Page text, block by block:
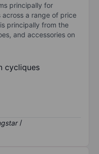
principally for
across a range of price
principally from the
and accessories on
cycliques
/